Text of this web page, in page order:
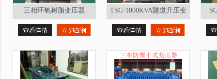
三相环氧树脂变压器
630KVA 三相变压器
TSG-1000KVA隧道升压变
压器 光伏变压器